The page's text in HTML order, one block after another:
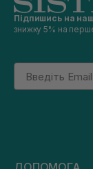
Підпишись на
знижку 5% на
Email